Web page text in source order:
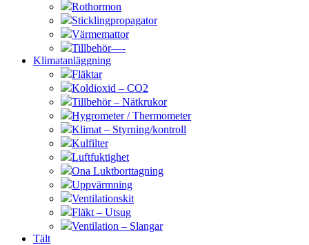
Rothormon
Sticklingpropagator
Värmemattor
Tillbehör—-
Klimatanläggning
Fläktar
Koldioxid – CO2
Tillbehör – Nätkrukor
Hygrometer / Thermometer
Klimat – Styrning/kontroll
Kulfilter
Luftfuktighet
Ona Luktborttagning
Uppvärmning
Ventilationskit
Fläkt – Utsug
Ventilation – Slangar
Tält